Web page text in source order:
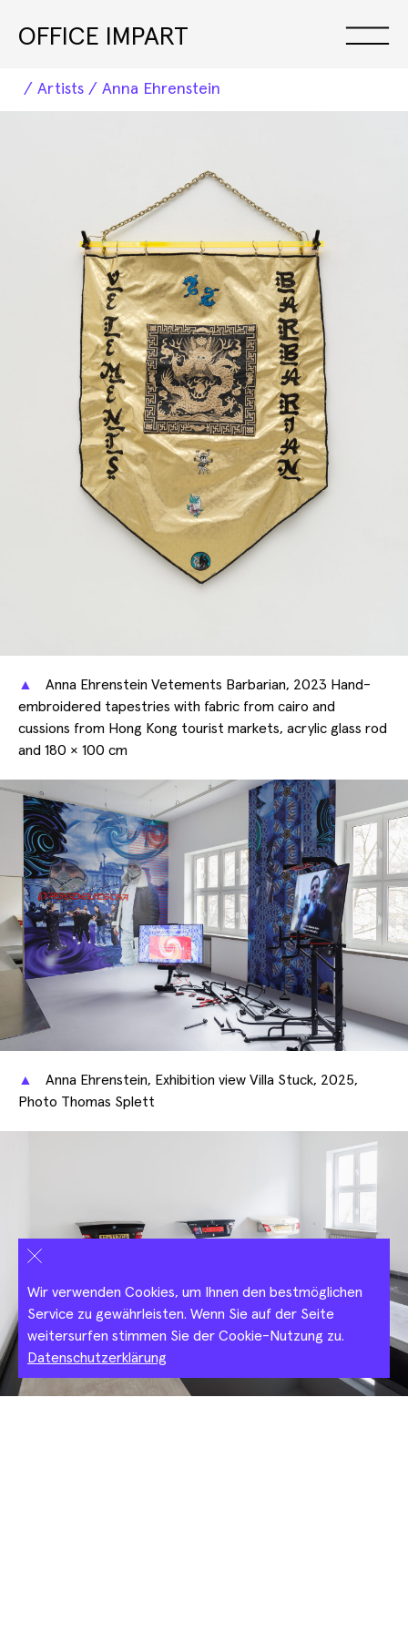
OFFICE IMPART
Artists Anna Ehrenstein
▲
Anna Ehrenstein Vetements Barbarian, 2023 Hand-
embroidered tapestries with fabric from cairo and
cussions from Hong Kong tourist markets, acrylic glass rod
and 180 × 100 cm
▲
Anna Ehrenstein, Exhibition view Villa Stuck, 2025,
Photo Thomas Splett
Exhibitions
Jeff Davis – Mechanical
Drawings
09.06. – 03.07.2026 Show
Lena Marie Emrich
Salerooms
Wir verwenden Cookies, um Ihnen den bestmöglichen
Service zu gewährleisten. Wenn Sie auf der Seite
weitersurfen stimmen Sie der Cookie-Nutzung zu.
Datenschutzerklärung